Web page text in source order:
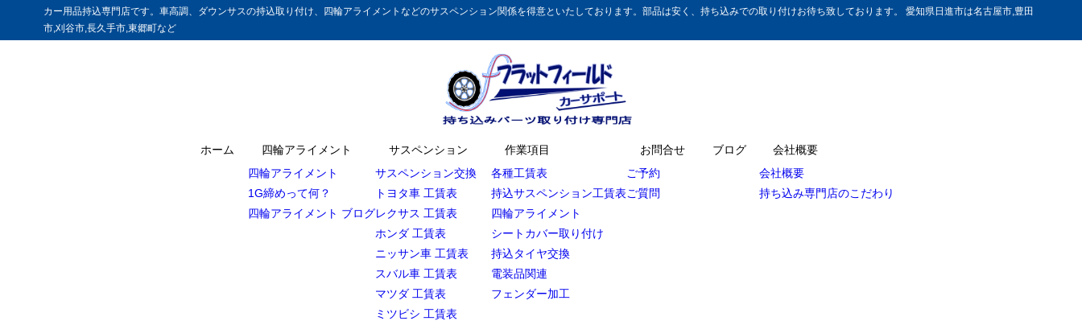
カー用品持込専門店です。車高調、ダウンサスの持込取り付け、四輪アライメントなどのサスペンション関係を得意といたしております。部品は安く、持ち込みでの取り付けお待ち致しております。 愛知県日進市は名古屋市,豊田
市,刈谷市,長久手市,東郷町など
ホーム
四輪アライメント
四輪アライメント
1G締めって何？
四輪アライメント ブログ
サスペンション
サスペンション交換
トヨタ車 工賃表
レクサス 工賃表
ホンダ 工賃表
ニッサン車 工賃表
スバル車 工賃表
マツダ 工賃表
ミツビシ 工賃表
作業項目
各種工賃表
持込サスペンション工賃表
四輪アライメント
シートカバー取り付け
持込タイヤ交換
電装品関連
フェンダー加工
お問合せ
ご予約
ご質問
ブログ
会社概要
会社概要
持ち込み専門店のこだわり